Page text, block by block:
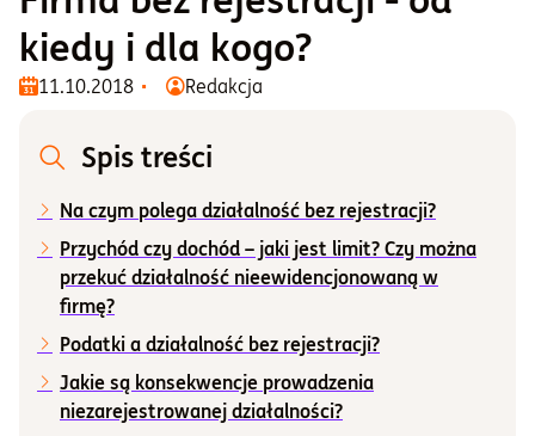
Inwestycje
Blog
Centrum pomocy
Informacje i dokumenty
O nas
kiedy i dla kogo?
11.10.2018 Redakcja
Spis treści
Na czym polega działalność bez rejestracji?
Przychód czy dochód – jaki jest limit? Czy można
przekuć działalność nieewidencjonowaną w
firmę?
Podatki a działalność bez rejestracji?
Jakie są konsekwencje prowadzenia
niezarejestrowanej działalności?